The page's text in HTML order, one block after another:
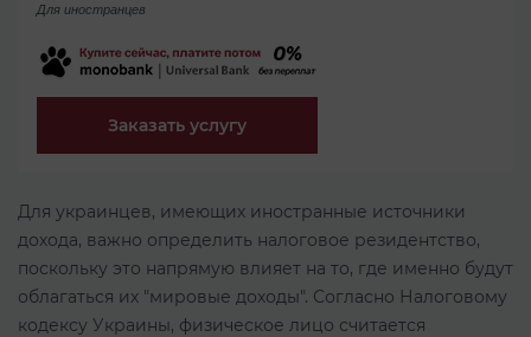
Для иностранцев
Заказать услугу
Для украинцев, имеющих иностранные источники
дохода, важно определить налоговое резидентство,
поскольку это напрямую влияет на то, где именно будут
облагаться их "мировые доходы". Согласно Налоговому
кодексу Украины, физическое лицо считается